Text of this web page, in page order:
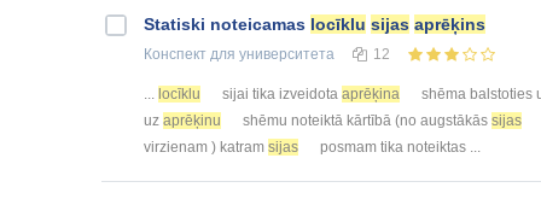
Statiski noteicamas locīklu sijas aprēķins
Конспект для университета 12
... locīklu sijai tika izveidota aprēķina
shēma balstoties
uz aprēķinu shēmu noteiktā kārtībā (no augstākās sijas
virzienam ) katram sijas posmam tika noteiktas ...